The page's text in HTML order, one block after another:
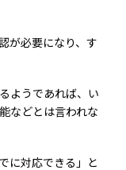
が必要になり、す
ようであれば、い
などとは言われな
に対応できる」と